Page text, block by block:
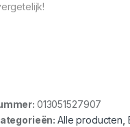
013051527907
Alle producten